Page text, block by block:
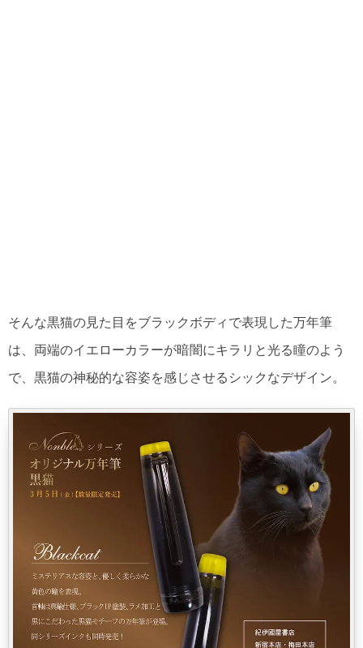
そんな黒猫の見た目をブラックボディで表現した万年筆
は、両端のイエローカラーが暗闇にキラリと光る瞳のよう
で、黒猫の神秘的な容姿を感じさせるシックなデザイン。